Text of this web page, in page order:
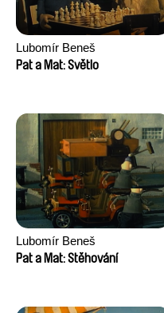
Lubomír Beneš
Pat a Mat: Světlo
Lubomír Beneš
Pat a Mat: Stěhování